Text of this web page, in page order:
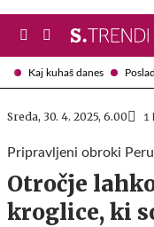
Kaj kuhaš danes
Sreda, 30. 4. 2025, 6.00 1
Pripravljeni obroki
Otročje
kroglice, ki